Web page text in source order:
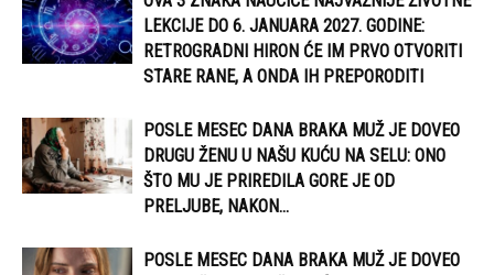
LEKCIJE DO 6. JANUARA 2027. GODINE:
RETROGRADNI HIRON ĆE IM PRVO OTVORITI
STARE RANE, A ONDA IH PREPORODITI
POSLE MESEC DANA BRAKA MUŽ JE DOVEO
DRUGU ŽENU U NAŠU KUĆU NA SELU: ONO
ŠTO MU JE PRIREDILA GORE JE OD
PRELJUBE, NAKON...
POSLE MESEC DANA BRAKA MUŽ JE DOVEO